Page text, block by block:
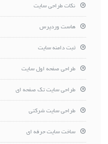
نکات طراحی سایت
هاست وردپرس
ثبت دامنه سایت
طراحی صفحه اول سایت
طراحی سایت تک صفحه ای
طراحی سایت شرکتی
ساخت سایت حرفه ای